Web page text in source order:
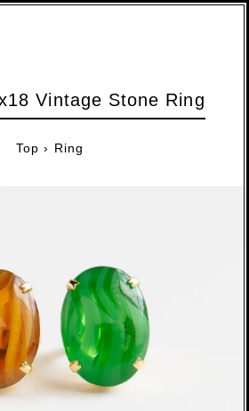
Vintage Stone Ring
Top › Ring